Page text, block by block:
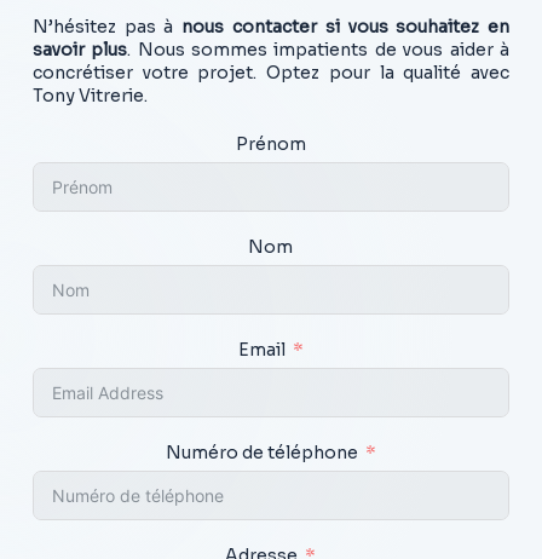
N’hésitez pas à nous contacter si vous souhaitez en
savoir plus. Nous sommes impatients de vous aider à
concrétiser votre projet. Optez pour la qualité avec
Tony Vitrerie.
Prénom
Nom
Email
Numéro de téléphone